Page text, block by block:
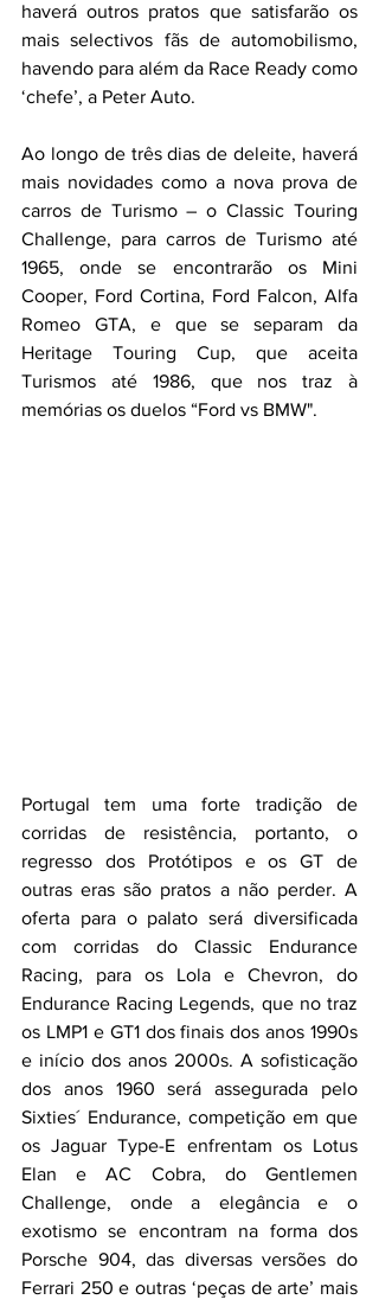
haverá outros pratos que satisfarão os
mais selectivos fãs de automobilismo,
havendo para além da Race Ready como
‘chefe’, a Peter Auto.
Ao longo de três dias de deleite, haverá
mais novidades como a nova prova de
carros de Turismo – o Classic Touring
Challenge, para carros de Turismo até
1965, onde se encontrarão os Mini
Cooper, Ford Cortina, Ford Falcon, Alfa
Romeo GTA, e que se separam da
Heritage Touring Cup, que aceita
Turismos até 1986, que nos traz à
memórias os duelos “Ford vs BMW".
Portugal tem uma forte tradição de
corridas de resistência, portanto, o
regresso dos Protótipos e os GT de
outras eras são pratos a não perder. A
oferta para o palato será diversificada
com corridas do Classic Endurance
Racing, para os Lola e Chevron, do
Endurance Racing Legends, que no traz
os LMP1 e GT1 dos finais dos anos 1990s
e início dos anos 2000s. A sofisticação
dos anos 1960 será assegurada pelo
Sixties´ Endurance, competição em que
os Jaguar Type-E enfrentam os Lotus
Elan e AC Cobra, do Gentlemen
Challenge, onde a elegância e o
exotismo se encontram na forma dos
Porsche 904, das diversas versões do
Ferrari 250 e outras ‘peças de arte’ mais